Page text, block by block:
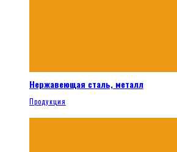
Нержавеющая сталь, металл
Продукция